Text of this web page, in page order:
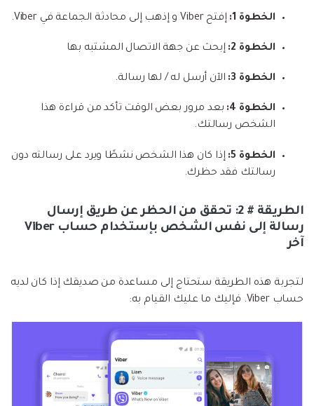
الخطوة 1: إفتح Viber و إذهب إلى محادثة الجماعة في Viber.
الخطوة 2: إبحث عن جهة الاتصال المشتبه بها
الخطوة 3: الآن أرسل له / لها رسالة.
الخطوة 4:
بعد مرور بعض الوقت تأكد من قراءة هذا
الشخص رسالتك.
الخطوة 5:
إذا كان هذا الشخص نشطًا ويرد على رسالته دون
رسالتك فقد حظرك.
الطريقة # 2: تحقق من الحظر عن طريق إرسال
رسالة إلى نفس الشخص بإستخدام حساب Viber
آخر
لتجربة هذه الطريقة ستحتاج إلى مساعدة من صديقك إذا كان لديه
حساب Viber. فإليك ما عليك القيام به: